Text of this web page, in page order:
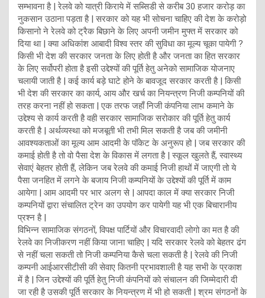
सम्भावना है | रेलवे को यात्री किराये में सब्सिडी से करीब 30 हजार करोड़ का
नुकसान उठाना पड़ता है | सरकार को यह भी सोचना चाहिए की देश के करोड़ो
किसानो ने रेलवे को ट्रैक बिछाने के लिए अपनी जमीन मुफ्त में सरकार को
दिया था | क्या अधिकांश आबादी विश्व स्तर की सुविधा का मूल्य चूका पायेगी ?
किसी भी देश की सरकार जनता के लिए होती है और जनता का हित सरकार
के लिए सर्वोपरी होता है इसी उद्देश्यों की पूर्ति हेतु अनेको सामाजिक योजनाए
चलायी जाती है | कई कार्य बड़े घाटे होने के बावजूद सरकार करती है | किसी
भी देश की सरकार का कार्य, आय और खर्च का नियन्त्रण निजी कम्पनियों की
तरह करना नहीं हो सकता | एक तरफ जहाँ निजी कंपनिया लाभ कमाने के
उद्देश्य से कार्य करती है वही सरकार सामाजिक सरोकार की पूर्ति हेतु कार्य
करती है | अर्थव्यस्था को मजबूती भी तभी मिल सकती है जब की जमीनी
आवश्यकताओं का मूल्य आम आदमी के पॉकेट के अनुरूप हो | जब सरकार की
कमाई होती है तो वो पैसा देश के विकास में लगता है | स्कूल खुलते हैं, स्वास्थ्य
सेवाएं बेहतर होती हैं, लेकिन जब रेलवे की कमाई निजी हाथों में जाएगी तो ये
पैसा जनहित में लगने के बजाय निजी कम्पनियों के उद्देश्यों की पूर्ति में काम
आयेगा | आम आदमी पर भार अलग से | आपदा काल में क्या सरकार निजी
कम्पनियों द्वारा संचालित ट्रेन का उपयोग कर पायेगी यह भी एक बिचारानीय
प्रश्न है |
विभिन्न सामाजिक संगठनों, विपक्ष पार्टियों और विचारवादी लोगो का मत है की
रेलवे का निजीकरण नहीं किया जाना चाहिए | यदि सरकार रेलवे को बेहतर ढंग
से नहीं चला सकती तो निजी कम्पनिया कैसे चला सकती है | रेलवे की निजी
कम्पनी आईआरसीटीसी की सेवाए कितनी प्रभावशाली है यह सभी के प्रकाश
में है | जिन उद्देश्यों की पूर्ति हेतु निजी कंपनियों को संचालन की जिम्मेदारी दी
जा रही है उसकी पूर्ति सरकार के नियन्त्रण में भी हो सकती | श्रम संगठनों के